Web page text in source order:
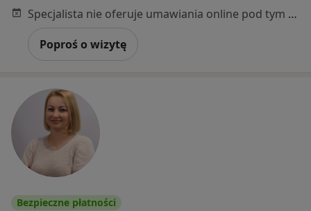
Specjalista nie oferuje umawiania online pod tym adresem.
Poproś o wizytę
Bezpieczne płatności